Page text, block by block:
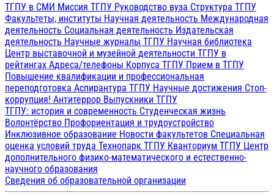
ТГПУ в СМИ Миссия ТГПУ Руководство вуза Структура ТГПУ
Факультеты, институты Научная деятельность Международная
деятельность Социальная деятельность Издательская
деятельность Научные журналы ТГПУ Научная библиотека
Центр выставочной и музейной деятельности ТГПУ в
рейтингах Адреса/телефоны Корпуса ТГПУ Прием в ТГПУ
Повышение квалификации и профессиональная
переподготовка Аспирантура ТГПУ Научные достижения Стоп-
коррупция! Антитеррор Выпускники ТГПУ
ТГПУ: история и современность Студенческая жизнь
Волонтёрство Профориентация и трудоустройство
Инклюзивное образование Новости факультетов Специальная
оценка условий труда Технопарк ТГПУ Кванториум ТГПУ Центр
дополнительного физико-математического и естественно-
научного образования
Сведения об образовательной организации